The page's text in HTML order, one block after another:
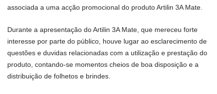
associada a uma acção promocional do produto Artilin 3A Mate.
Durante a apresentação do Artilin 3A Mate, que mereceu forte
interesse por parte do público, houve lugar ao esclarecimento de
questões e duvidas relacionadas com a utilização e prestação do
produto, contando-se momentos cheios de boa disposição e a
distribuição de folhetos e brindes.